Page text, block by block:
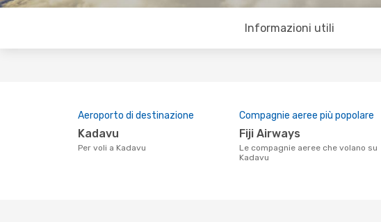
Informazioni utili
Aeroporto di destinazione
Kadavu
Per voli a Kadavu
Compagnie aeree più popolare
Fiji Airways
Le compagnie aeree che volano su
Kadavu